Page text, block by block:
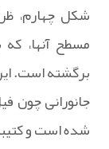
شکل‌ چهارم‌،
مسطح‌ آنها،
برگشته‌ است‌.
جانورانی‌ چون‌
شده‌ است‌ و